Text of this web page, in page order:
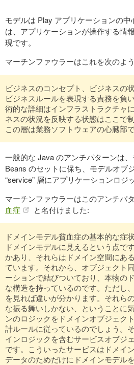
モデルは Play アプリケーションの
は、アプリケーションが操作する情
現です。
マーチンファウラーはこれを次のよ
ビジネスのコンセプト、ビジネスの
ビジネスルールを表現する責務を負
術的な詳細はインフラストラクチャ
ネスの状況を反映する状態はここで
この層は業務ソフトウェアの心臓部で
一般的な Java のアンチパターンは
Beans のセットに保ち、モデルオブ
“service” 層にアプリケーションロジ
マーチンファウラーはこのアンチパ
血症
と名付けました:
ドメインモデル貧血症の基本的な症
ドメインモデルに見えるという点で
かあり、それらはドメイン空間にあ
ています。それから、オブジェクト
ーションで結びついており、本物の
な構造を持っているのです。ただし
を見れば違いが分かります。それら
な振る舞いしかない、ということに
ンのロジックをドメインオブジェク
計ルールに従っているのでしょう。
インロジックを含むサービスオブジ
です。こういったサービスはドメイ
データのためだけにドメインモデルを